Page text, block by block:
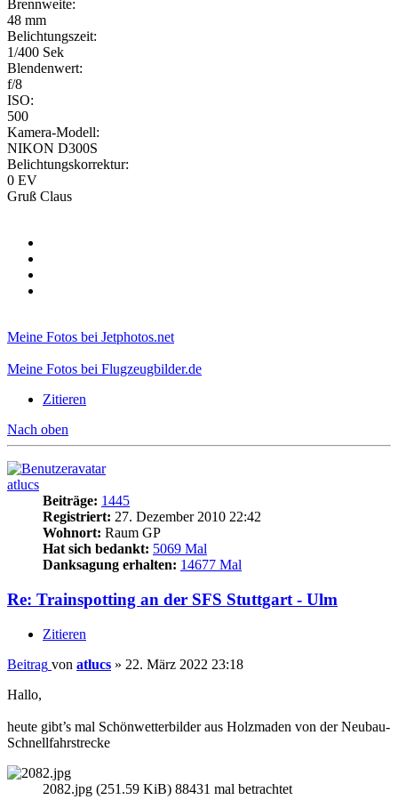
Brennweite:
48 mm
Belichtungszeit:
1/400 Sek
Blendenwert:
f/8
ISO:
500
Kamera-Modell:
NIKON D300S
Belichtungskorrektur:
0 EV
Gruß Claus
Meine Fotos bei Jetphotos.net
Meine Fotos bei Flugzeugbilder.de
Zitieren
Nach oben
atlucs
Beiträge: 1445
Registriert: 27. Dezember 2010 22:42
Wohnort: Raum GP
Hat sich bedankt: 5069 Mal
Danksagung erhalten: 14677 Mal
Re: Trainspotting an der SFS Stuttgart - Ulm
Zitieren
Beitrag von atlucs » 22. März 2022 23:18
Hallo,
heute gibt’s mal Schönwetterbilder aus Holzmaden von der Neubau-
Schnellfahrstrecke
2082.jpg (251.59 KiB) 88431 mal betrachtet